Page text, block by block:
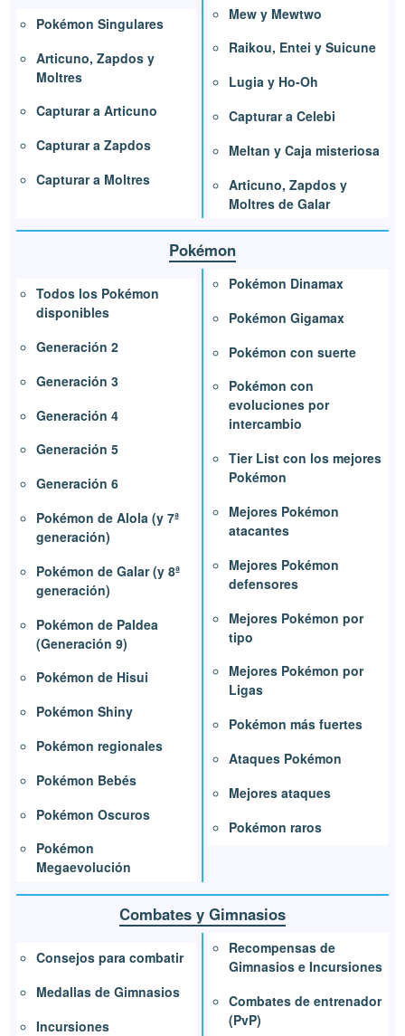
Pokémon Singulares
Articuno, Zapdos y
Moltres
Capturar a Articuno
Capturar a Zapdos
Capturar a Moltres
Mew y Mewtwo
Raikou, Entei y Suicune
Lugia y Ho-Oh
Capturar a Celebi
Meltan y Caja misteriosa
Articuno, Zapdos y
Moltres de Galar
Pokémon
Todos los Pokémon
disponibles
Generación 2
Generación 3
Generación 4
Generación 5
Generación 6
Pokémon de Alola (y 7ª
generación)
Pokémon de Galar (y 8ª
generación)
Pokémon de Paldea
(Generación 9)
Pokémon de Hisui
Pokémon Shiny
Pokémon regionales
Pokémon Bebés
Pokémon Oscuros
Pokémon
Megaevolución
Pokémon Dinamax
Pokémon Gigamax
Pokémon con suerte
Pokémon con
evoluciones por
intercambio
Tier List con los mejores
Pokémon
Mejores Pokémon
atacantes
Mejores Pokémon
defensores
Mejores Pokémon por
tipo
Mejores Pokémon por
Ligas
Pokémon más fuertes
Ataques Pokémon
Mejores ataques
Pokémon raros
Combates y Gimnasios
Consejos para combatir
Medallas de Gimnasios
Incursiones
Recompensas de
Gimnasios e Incursiones
Combates de entrenador
(PvP)